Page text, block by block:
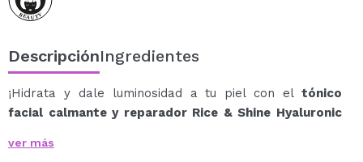
DescripciónIngredientes
¡Hidrata y dale luminosidad a tu piel con el tónico
facial calmante y reparador Rice & Shine Hyaluronic
Este tónico aporta hidratación intensa y ayuda a
ver más